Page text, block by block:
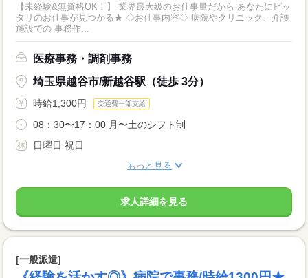
【未経験&無資格OK！】 業界最大級のお仕事量だから あなたにピッ
タリのお仕事が見つかる★ ◇お仕事内容◇ 病院やクリニック、介護
施設での 事務作...
医療事務・調剤事務
埼玉県越谷市/新越谷駅（徒歩 3分）
時給1,300円 交通費一部支給
08：30〜17：00 月〜土のシフト制
日曜日 祝日
もっと見る
求人詳細を見る
[一般派遣]